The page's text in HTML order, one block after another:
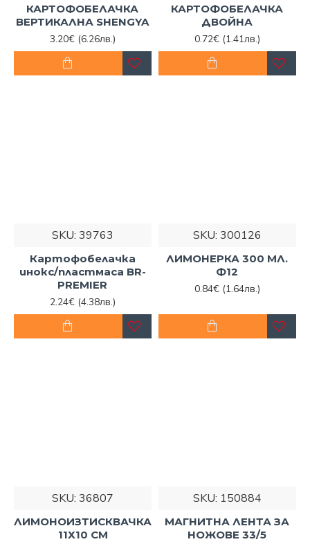
съвет.
КАРТОФОБЕЛАЧКА
ВЕРТИКАЛНА SHENGYA
3.20€ (6.26лв.)
КАРТОФОБЕЛАЧКА
ДВОЙНА
0.72€ (1.41лв.)
SKU: 39763
Картофобелачка
инокс/пластмаса BR-
PREMIER
2.24€ (4.38лв.)
SKU: 300126
ЛИМОНЕРКА 300 МЛ.
Ф12
0.84€ (1.64лв.)
SKU: 36807
ЛИМОНОИЗТИСКВАЧКА
11Х10 СМ
SKU: 150884
МАГНИТНА ЛЕНТА ЗА
НОЖОВЕ 33/5